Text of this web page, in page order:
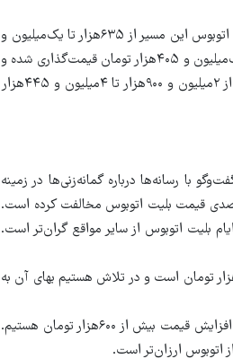
یکی دیگر از مسیرهای پرتردد در ایام نوروز، مسیر تبریز-مشهد است که اکنون بلیت اتوبوس این مسیر از ۶۳۵هزار تا یک‌میلیون و
۸۵هزار تومان فروخته می‌شود. همچنین بلیت‌های قطار این مسیر از ۸۰۵هزار تا یک‌میلیون و ۴۰۵هزار تومان قیمت‌گذاری شده و
بیشتر آن فروخته شده است. در حوزه هوایی نیز بلیت پروازهای مسیر تبریز- مشهد از ۲میلیون و ۹۰۰هزار تا ۴میلیون و ۴۴۵هزار
با رسانه‌ها درباره گمانه‌زنی‌ها در زمینه
قیمت بلیت اتوبوس گفته بود «سازمان راهداری با افزایش ۲۰درصدی قیمت بلیت اتوبوس مخالفت کرده است.
بلیت اتوبوس از سایر مواقع گران‌تر است.
درباره سقف قیمتی نیز توضیح داده بود «گران‌ترین قیمت بلیت اتوبوس ۵۰۰هزار تومان است و در تلاش هستیم بهای آن به
با توجه به این صحبت‌ها و قیمت بلیت‌هایی که اکنون در حال فروش است، شاهد افزایش قیمت بیش از ۶۰۰هزار تومان هستیم.
اتوبوس ارزان‌تر است.